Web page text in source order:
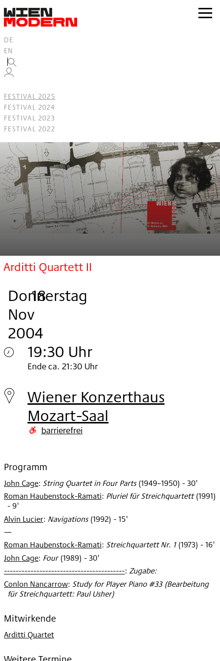
springen
zur
DE
EN
FESTIVAL 2025
FESTIVAL 2024
FESTIVAL 2023
FESTIVAL 2022
Arditti Quartett II
Donnerstag
, 18
.
Nov
2004
.
19:30 Uhr
Donnerstag
18.
Nov
2004
Ende ca. 21:30 Uhr
Wiener Konzerthaus
Mozart-Saal
barrierefrei
Programm
John Cage: String Quartet in Four Parts (1949–1950) - 30'
Roman Haubenstock-Ramati: Pluriel für Streichquartett (1991)
- 9'
Alvin Lucier: Navigations (1992) - 15'
—
Roman Haubenstock-Ramati: Streichquartett Nr. 1 (1973) - 16'
John Cage: Four (1989) - 30'
-----------------------------------------: Zugabe:
Conlon Nancarrow: Study for Player Piano #33 (Bearbeitung
für Streichquartett: Paul Usher)
Mitwirkende
Arditti Quartet